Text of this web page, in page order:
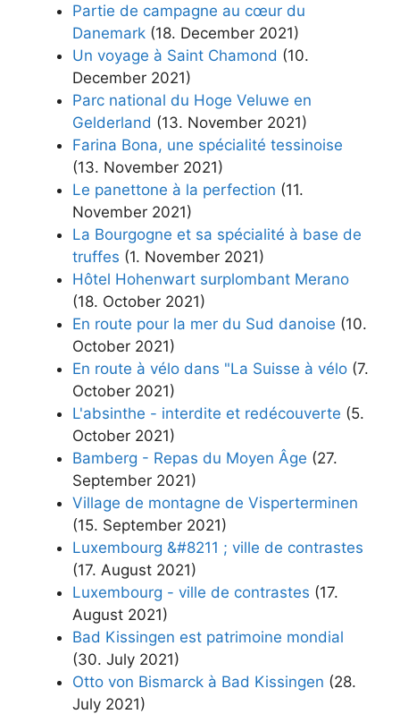
Partie de campagne au cœur du
Danemark (18. December 2021)
Un voyage à Saint Chamond (10.
December 2021)
Parc national du Hoge Veluwe en
Gelderland (13. November 2021)
Farina Bona, une spécialité tessinoise
(13. November 2021)
Le panettone à la perfection (11.
November 2021)
La Bourgogne et sa spécialité à base de
truffes (1. November 2021)
Hôtel Hohenwart surplombant Merano
(18. October 2021)
En route pour la mer du Sud danoise (10.
October 2021)
En route à vélo dans "La Suisse à vélo (7.
October 2021)
L'absinthe - interdite et redécouverte (5.
October 2021)
Bamberg - Repas du Moyen Âge (27.
September 2021)
Village de montagne de Visperterminen
(15. September 2021)
Luxembourg &#8211 ; ville de contrastes
(17. August 2021)
Luxembourg - ville de contrastes (17.
August 2021)
Bad Kissingen est patrimoine mondial
(30. July 2021)
Otto von Bismarck à Bad Kissingen (28.
July 2021)